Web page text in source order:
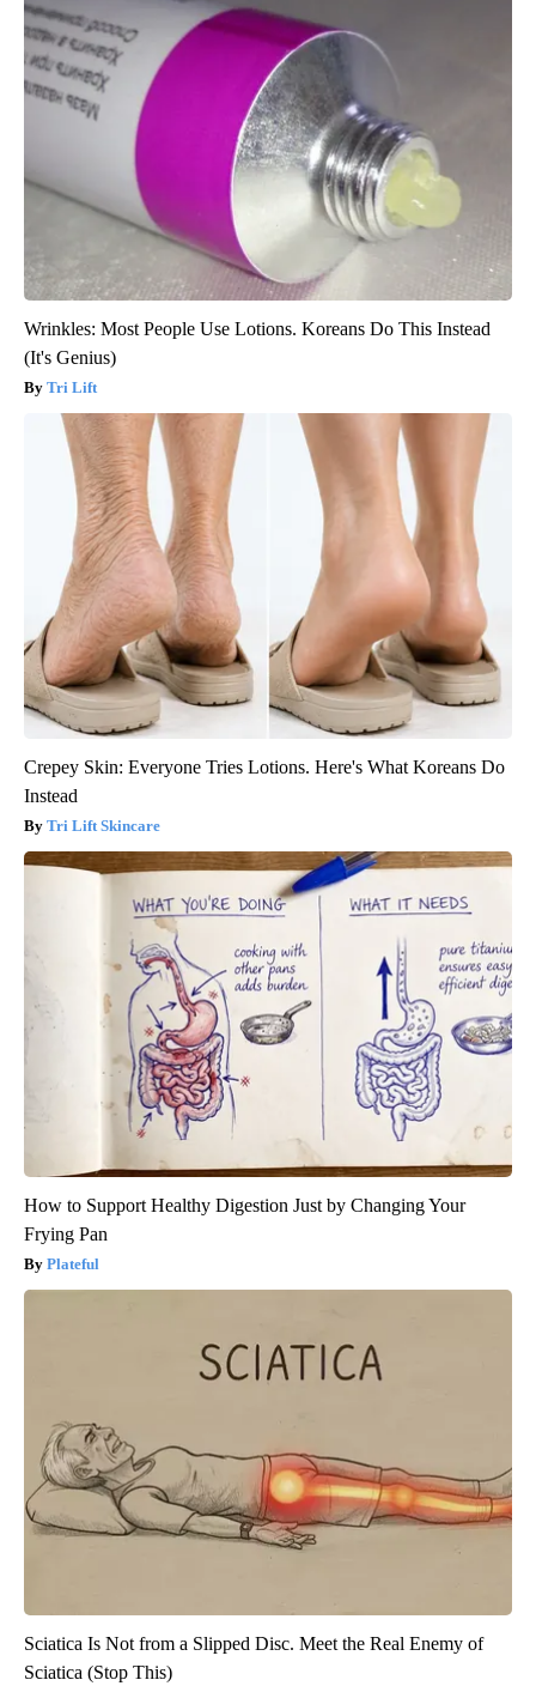
Wrinkles: Most People Use Lotions. Koreans Do This Instead
(It's Genius)
Tri Lift
Crepey Skin: Everyone Tries Lotions. Here's What Koreans Do
Instead
Tri Lift Skincare
How to Support Healthy Digestion Just by Changing Your
Frying Pan
Plateful
Sciatica Is Not from a Slipped Disc. Meet the Real Enemy of
Sciatica (Stop This)